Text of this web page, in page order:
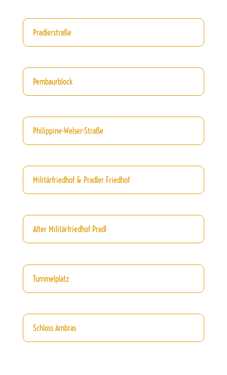
Pradlerstraße
Pembaurblock
Philippine-Welser-Straße
Militärfriedhof & Pradler Friedhof
Alter Militärfriedhof Pradl
Tummelplatz
Schloss Ambras